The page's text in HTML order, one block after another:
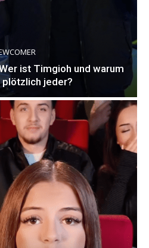
ist Timgioh und warum
plötzlich jeder?